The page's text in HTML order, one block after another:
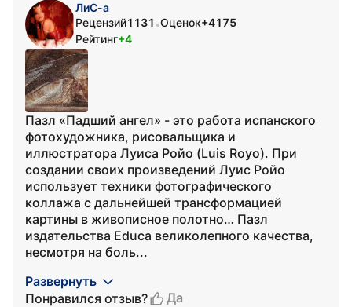
ЛиС-а
Рецензий1131 •Оценок+4175
Рейтинг+4
Пазл «Падший ангел» - это работа испанского
фотохудожника, рисовальщика и
иллюстратора Луиса Ройо (Luis Royo). При
создании своих произведений Луис Ройо
использует техники фотографического
коллажа с дальнейшей трансформацией
картины в живописное полотно… Пазл
издательства Educa великолепного качества,
несмотря на боль...
Развернуть
Понравился отзыв?
Да